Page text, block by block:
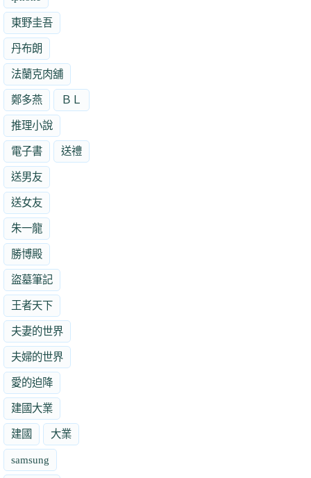
東野圭吾
丹布朗
法蘭克肉舖
鄭多燕 ＢＬ
推理小說
電子書 送禮
送男友
送女友
朱一龍
勝博殿
盜墓筆記
王者天下
夫妻的世界
夫婦的世界
愛的迫降
建國大業
建國 大業
samsung